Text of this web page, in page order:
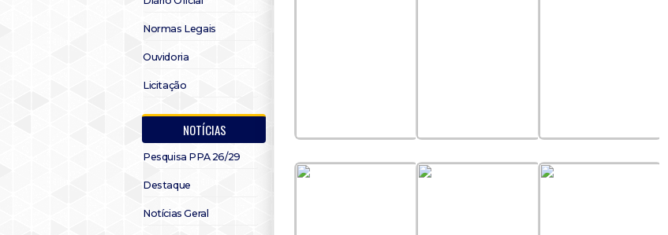
Normas Legais
Ouvidoria
Licitação
NOTÍCIAS
Pesquisa PPA 26/29
Destaque
Notícias Geral